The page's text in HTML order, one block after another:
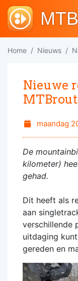
Home Nieuws
Nieuwe
maandag
De
kilometer)
gehad.
Dit heeft als
aan
verschillende
uitdaging
gereden en